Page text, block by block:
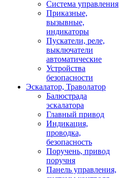
Система управления
Приказные,
вызывные,
индикаторы
Пускатели, реле,
выключатели
автоматические
Устройства
безопасности
Эскалатор, Траволатор
Балюстрада
эскалатора
Главный привод
Индикация,
проводка,
безопасность
Поручень, привод
поручня
Панель управления,